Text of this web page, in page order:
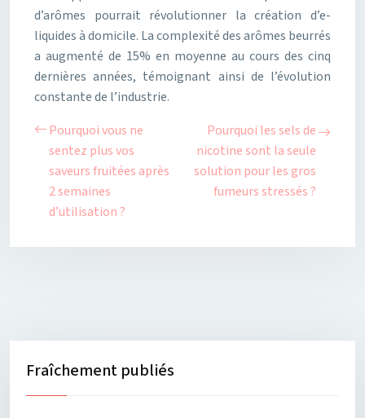
d’arômes pourrait révolutionner la création d’e-
liquides à domicile. La complexité des arômes beurrés
a augmenté de 15% en moyenne au cours des cinq
dernières années, témoignant ainsi de l’évolution
constante de l’industrie.
Pourquoi vous ne
sentez plus vos
saveurs fruitées après
2 semaines
d’utilisation ?
Pourquoi les sels de
nicotine sont la seule
solution pour les gros
fumeurs stressés ?
Fraîchement publiés